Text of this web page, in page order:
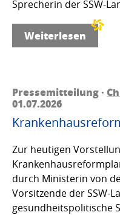
Sprecherin der SSW-
Weiterlesen
Pressemitteilung ·
01.07.2026
Zur heutigen
durch Ministerin von
Vorsitzende der SSW-
gesundheitspolitische